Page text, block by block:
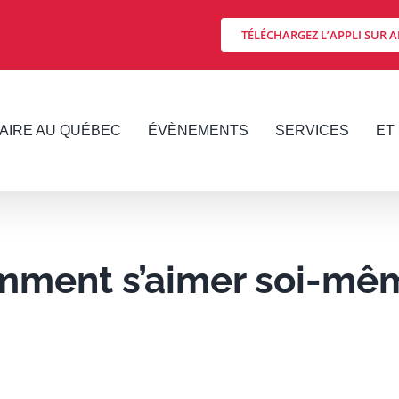
TÉLÉCHARGEZ L’APPLI SUR
AU QUÉBEC ÉVÈNEMENTS SERVICES ET
s’aimer soi-